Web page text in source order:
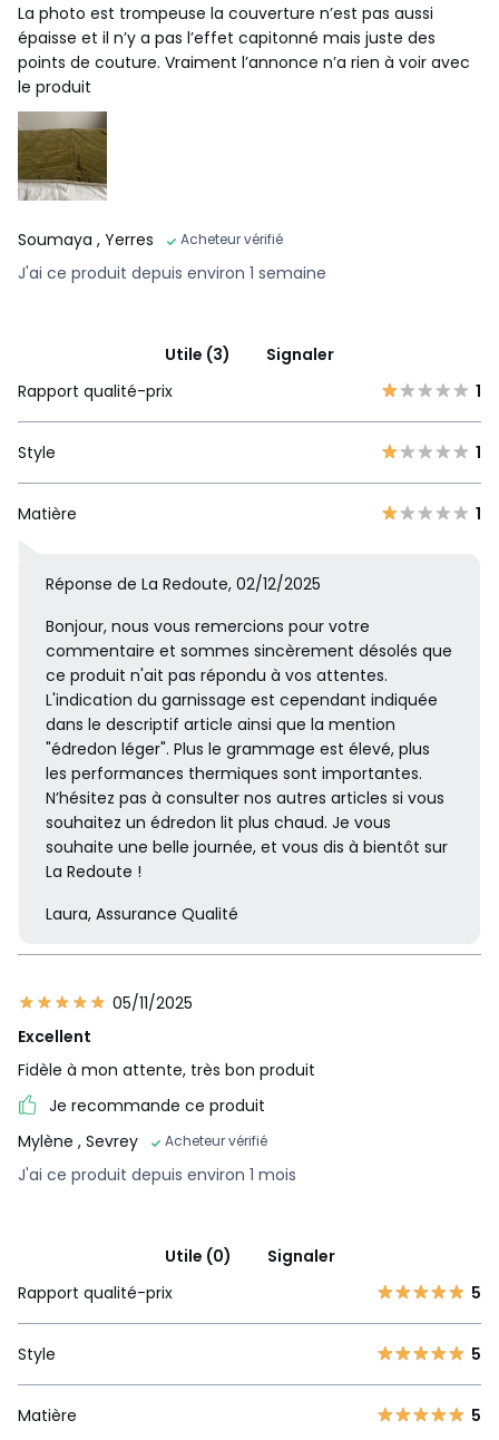
La photo est trompeuse la couverture n’est pas aussi
épaisse et il n’y a pas l’effet capitonné mais juste des
points de couture. Vraiment l’annonce n’a rien à voir avec
le produit
Soumaya , Yerres Acheteur vérifié
J'ai ce produit depuis environ 1 semaine
Utile (3)
Signaler
Rapport qualité-prix
1
Style 1
Matière 1
Réponse de La Redoute, 02/12/2025
Bonjour, nous vous remercions pour votre
commentaire et sommes sincèrement désolés que
ce produit n'ait pas répondu à vos attentes.
L'indication du garnissage est cependant indiquée
dans le descriptif article ainsi que la mention
"édredon léger". Plus le grammage est élevé, plus
les performances thermiques sont importantes.
N’hésitez pas à consulter nos autres articles si vous
souhaitez un édredon lit plus chaud. Je vous
souhaite une belle journée, et vous dis à bientôt sur
La Redoute !
Laura, Assurance Qualité
05/11/2025
Excellent
Fidèle à mon attente, très bon produit
Je recommande ce produit
Mylène , Sevrey Acheteur vérifié
J'ai ce produit depuis environ 1 mois
Utile (0)
Signaler
Rapport qualité-prix
5
Style 5
Matière 5